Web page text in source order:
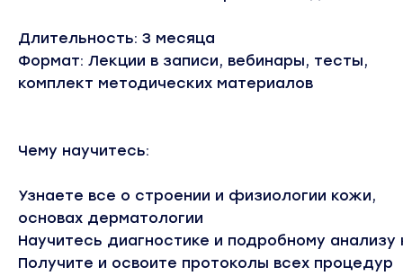
Длительность: 3 месяца
Формат: Лекции в записи, вебинары, тесты,
комплект методических материалов
Чему научитесь:
Узнаете все о строении и физиологии кожи,
основах дерматологии
Научитесь диагностике и подробному анализу
Получите и освоите протоколы всех процедур